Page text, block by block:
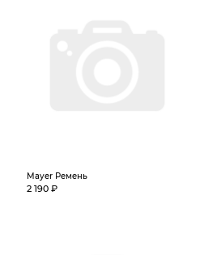
Mayer Ремень
2 190 ₽